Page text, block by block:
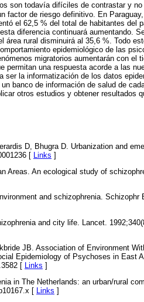
son todavía difíciles de contrastar y
factor de riesgo definitivo. En
el 62,5 % del total de habitantes del
diferencia continuará aumentando.
área rural disminuirá al 35,6 %. Todo
epidemiológico de las
migratorios aumentarán con el
permitan una respuesta acorde a las
la informatización de los datos
banco de información de salud de
otros estudios y obtener resultados
D, Bhugra D. Urbanization and
[ Links ]
Areas. An ecological study of
and schizophrenia. Schizophr
and city life. Lancet.
JB. Association of Environment
Epidemiology of Psychoses in East
[
Links ]
in The Netherlands: an urban/rural
[
Links ]